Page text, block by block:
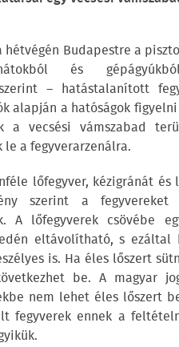
Budapestre a
és
– hatástalanított
alapján a hatóságok
a vecsési vámszabad
a fegyverarzenálra.
lőfegyver, kézigránát és
szerint a
A lőfegyverek csövébe
eltávolítható, s ezáltal
is. Ha éles lőszert
be. A magyar
nem lehet éles lőszert
fegyverek ennek a